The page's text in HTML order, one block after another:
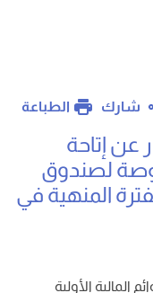
شارك الطباعة
عن إتاحة
لصندوق
المنهية في
المالية الأولية